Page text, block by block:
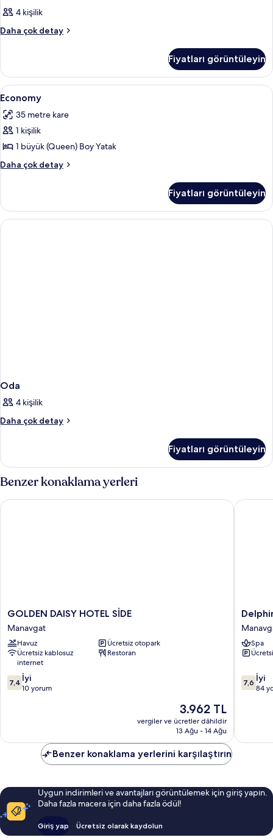
4 kişilik
Daha çok detay
Oda
detay
Fiyatları görüntüleyin
Economy
için
tüm
fotoğrafları
görün
Minibar, odada kasa, masa, ücretsiz
1
Economy
35 metre kare
1 kişilik
1 büyük (Queen) Boy Yatak
Daha çok detay
Economy
detay
Fiyatları görüntüleyin
Oda
4 kişilik
Daha çok detay
Oda
detay
Fiyatları görüntüleyin
Benzer konaklama yerleri
GOLDEN
DAISY
HOTEL
SİDE
Manavgat
GOLDEN DAISY HOTEL SİDE
Manavgat
Havuz
Ücretsiz otopark
Ücretsiz kablosuz
internet
Restoran
10
üzerinden
7,4 İyi
10 yorum
Güncel
fiyat:
3.962 TL
3.962 TL
vergiler ve ücretler dâhildir
13 Ağu - 14 Ağu
GOLDEN DAISY HOTEL SİDE
Delphin
Apart
Hotel
Spa
10
7,6 İyi
84
Delphin
Benzer konaklama yerlerini karşılaştırın
Uygun indirimleri ve avantajları görüntülemek için giriş yapın.
Daha fazla macera için daha fazla ödül!
Giriş yap Ücretsiz olarak kaydolun